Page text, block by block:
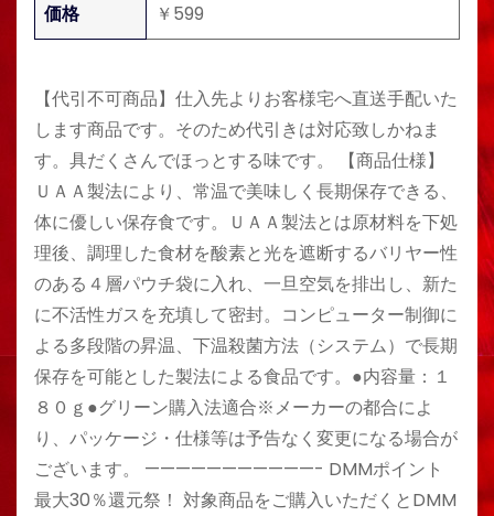
価格
￥599
【代引不可商品】仕入先よりお客様宅へ直送手配いた
します商品です。そのため代引きは対応致しかねま
す。具だくさんでほっとする味です。 【商品仕様】
ＵＡＡ製法により、常温で美味しく長期保存できる、
体に優しい保存食です。ＵＡＡ製法とは原材料を下処
理後、調理した食材を酸素と光を遮断するバリヤー性
のある４層パウチ袋に入れ、一旦空気を排出し、新た
に不活性ガスを充填して密封。コンピューター制御に
よる多段階の昇温、下温殺菌方法（システム）で長期
保存を可能とした製法による食品です。●内容量：１
８０ｇ●グリーン購入法適合※メーカーの都合によ
り、パッケージ・仕様等は予告なく変更になる場合が
ございます。 ———————————- DMMポイント
最大30％還元祭！ 対象商品をご購入いただくとDMM